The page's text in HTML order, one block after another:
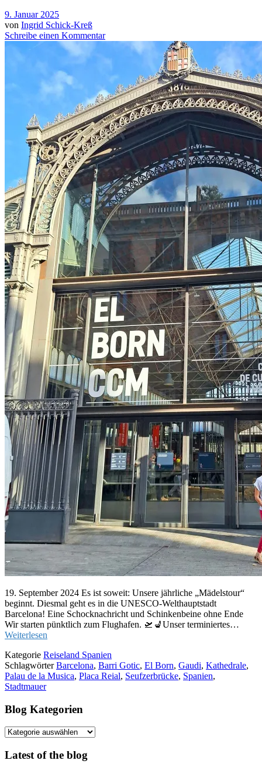
9. Januar 2025
von Ingrid Schick-Kreß
Schreibe einen Kommentar
19. September 2024 Es ist soweit: Unsere jährliche „Mädelstour“
beginnt. Diesmal geht es in die UNESCO-Welthauptstadt
Barcelona! Eine Schocknachricht und Schinkenbeine ohne Ende
Wir starten pünktlich zum Flughafen. 🛫💺Unser terminiertes…
Weiterlesen
Kategorie Reiseland Spanien
SchlagwörterBarcelona, Barri Gotic, El Born, Gaudi, Kathedrale,
Palau de la Musica, Placa Reial, Seufzerbrücke, Spanien,
Stadtmauer
Blog Kategorien
Blog
Latest of the blog